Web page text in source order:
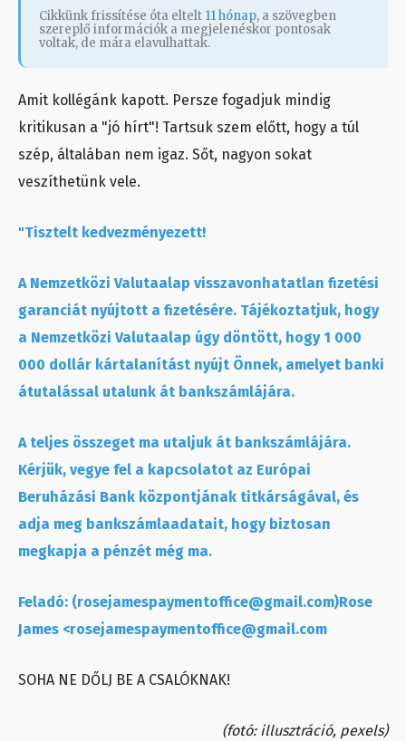
Cikkünk frissítése óta eltelt 11 hónap, a szövegben
szereplő információk a megjelenéskor pontosak
voltak, de mára elavulhattak.
Amit kollégánk kapott. Persze fogadjuk mindig
kritikusan a "jó hírt"! Tartsuk szem előtt, hogy a túl
szép, általában nem igaz. Sőt, nagyon sokat
veszíthetünk vele.
"Tisztelt kedvezményezett!
A Nemzetközi Valutaalap visszavonhatatlan fizetési
garanciát nyújtott a fizetésére. Tájékoztatjuk, hogy
a Nemzetközi Valutaalap úgy döntött, hogy 1 000
000 dollár kártalanítást nyújt Önnek, amelyet banki
átutalással utalunk át bankszámlájára.
A teljes összeget ma utaljuk át bankszámlájára.
Kérjük, vegye fel a kapcsolatot az Európai
Beruházási Bank központjának titkárságával, és
adja meg bankszámlaadatait, hogy biztosan
megkapja a pénzét még ma.
Feladó: (rosejamespaymentoffice@gmail.com)Rose
James <rosejamespaymentoffice@gmail.com
SOHA NE DŐLJ BE A CSALÓKNAK!
(fotó: illusztráció, pexels)